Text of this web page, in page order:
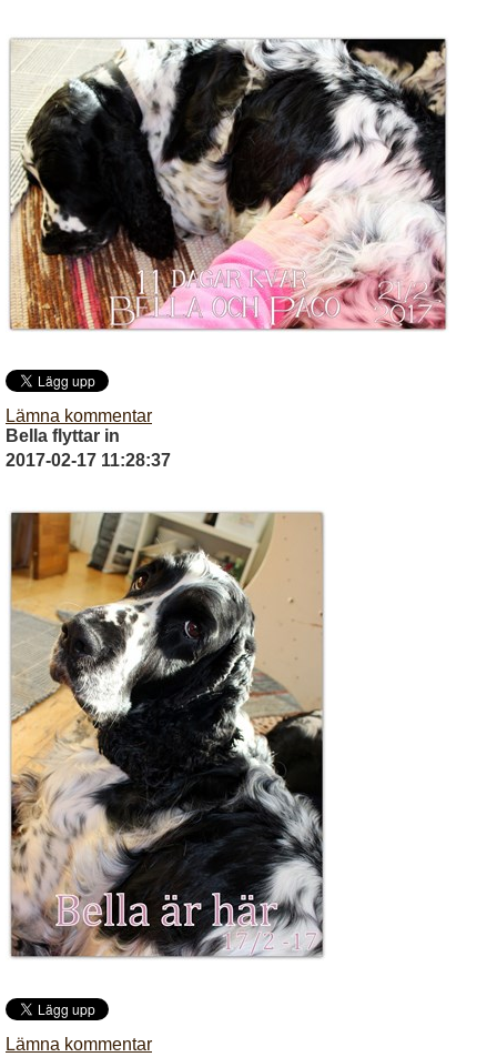
Lämna kommentar
Bella flyttar in
2017-02-17 11:28:37
Lämna kommentar